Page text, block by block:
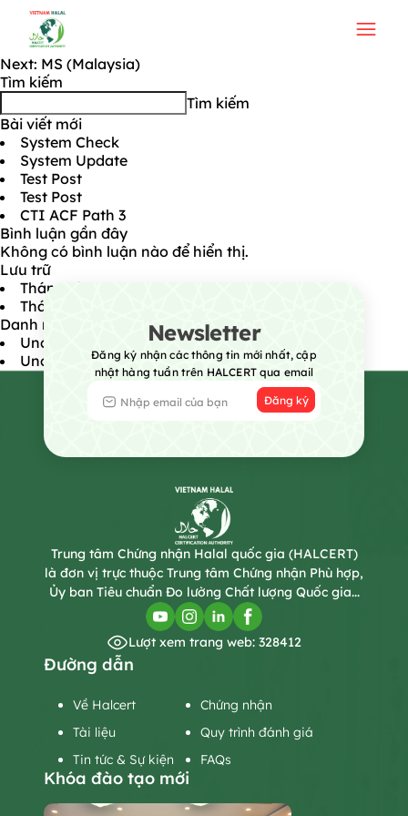
OIC/ SMIIC
Điều hướng bài viết
Previous:
Next: MS (Malaysia)
Tìm kiếm
Tìm kiếm
Bài viết mới
System Check
System Update
Test Post
Test Post
CTI ACF Path 3
Bình luận gần đây
Không có bình luận nào để hiển thị.
Lưu trữ
Tháng tám 2026
Tháng bảy 2026
Danh mục
Uncategorized @vi
Uncategorized
Newsletter
Đăng ký nhận các thông tin mới nhất, cập
nhật hàng tuần trên HALCERT qua email
Đăng ký
Trung tâm Chứng nhận Halal quốc gia (HALCERT)
là đơn vị trực thuộc Trung tâm Chứng nhận Phù hợp,
Ủy ban Tiêu chuẩn Đo lường Chất lượng Quốc gia...
Lượt xem trang web: 328412
Đường dẫn
Về Halcert
Chứng nhận
Tài liệu
Quy trình đánh giá
Tin tức & Sự kiện
FAQs
Khóa đào tạo mới